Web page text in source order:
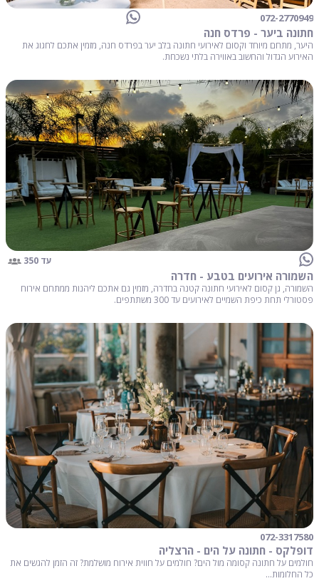
072-2770949
חתונה ביער - פרדס חנה
היער, מתחם מיוחד וקסום לאירועי חתונה בלב יער בפרדס חנה, מזמין אתכם לחגוג את
האירוע הגדול והחשוב באווירה בלתי נשכחת.
עד 350
השמורה אירועים בטבע - חדרה
השמורה, גן קסום לאירועי חתונה קטנה בחדרה, מזמין גם אתכם ליהנות ממתחם אירוח
פסטורלי תחת כיפת השמיים לאירועים עד 300 משתתפים.
072-3317580
דופלקס - חתונה על הים - הרצליה
חולמים על חתונה קסומה מול הים? חולמים על חווית אירוח מושלמת? זה הזמן להגשים את
כל החלומות...